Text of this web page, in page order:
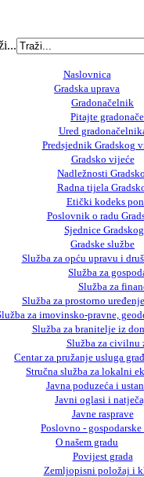
Naslovnica
Gradska uprava
Gradonačelnik
Pitajte
Ured
Predsjednik Gradskog
Gradsko vijeće
Nadležnosti
Radna tijela
Etički kodeks
Poslovnik o radu
Sjednice
Gradske službe
Služba za opću upravu i
Služba za
Služba za
Služba za prostorno
za imovinsko-pravne,
Služba za branitelje iz
Služba za civilnu
Centar za pružanje usluga
Stručna služba za lokalni
Javna poduzeća i
Javni oglasi i
Javne rasprave
Poslovno - gospodarske
O našem gradu
Povijest grada
Zemljopisni položaj i